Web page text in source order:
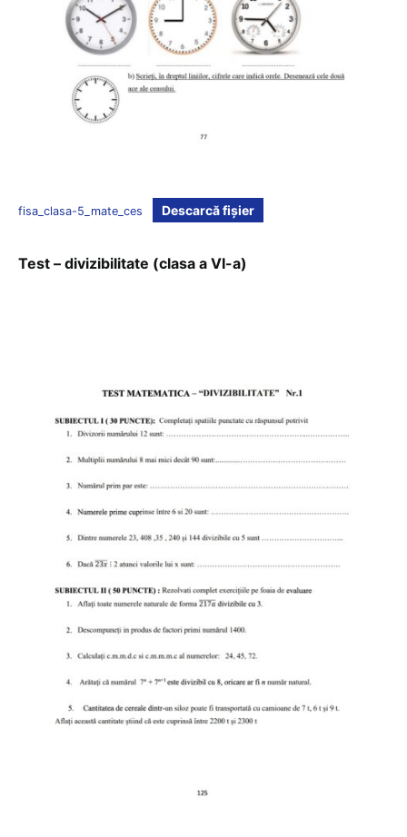
fisa_clasa-5_mate_ces Descarcă fișier
Test – divizibilitate (clasa a VI-a)